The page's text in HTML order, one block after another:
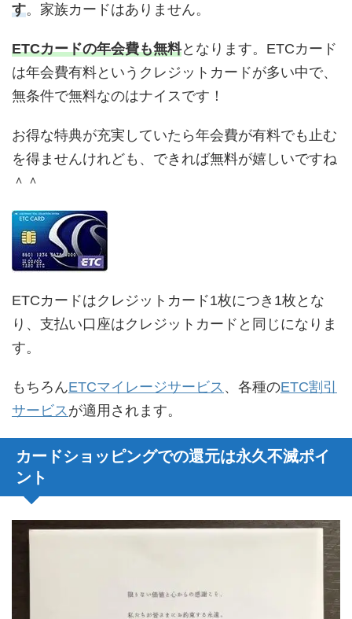
す。家族カードはありません。
ETCカードの年会費も無料となります。ETCカード
は年会費有料というクレジットカードが多い中で、
無条件で無料なのはナイスです！
お得な特典が充実していたら年会費が有料でも止む
を得ませんけれども、できれば無料が嬉しいですね
＾＾
ETCカードはクレジットカード1枚につき1枚とな
り、支払い口座はクレジットカードと同じになりま
す。
もちろんETCマイレージサービス 、各種のETC割引
サービス が適用されます。
カードショッピングでの還元は永久不滅ポイ
ント